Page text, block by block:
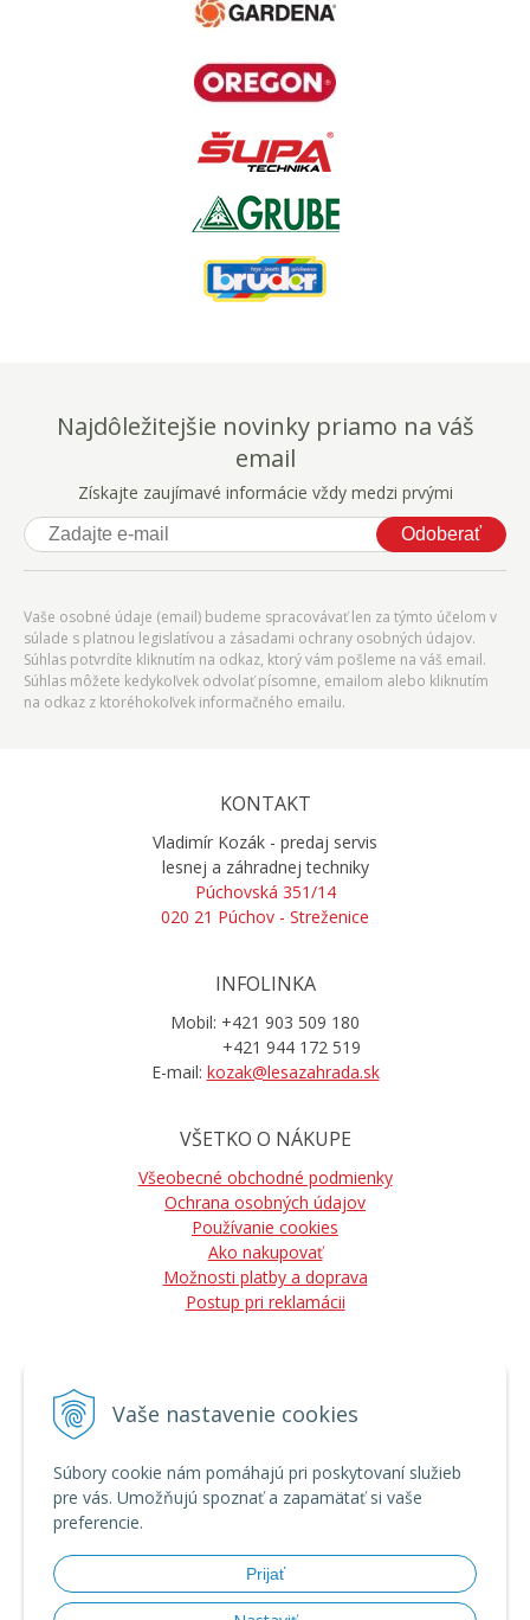
Vaše nastavenie cookies
Súbory cookie nám pomáhajú pri poskytovaní služieb
pre vás. Umožňujú spoznať a zapamätať si vaše
preferencie.
Prijať
Najdôležitejšie novinky priamo na váš
email
Získajte zaujímavé informácie vždy medzi prvými
Odoberať
Vaše osobné údaje (email) budeme spracovávať len za týmto účelom v
súlade s platnou legislatívou a zásadami ochrany osobných údajov.
Súhlas potvrdíte kliknutím na odkaz, ktorý vám pošleme na váš email.
Súhlas môžete kedykoľvek odvolať písomne, emailom alebo kliknutím
na odkaz z ktoréhokoľvek informačného emailu.
KONTAKT
Vladimír Kozák - predaj servis
lesnej a záhradnej techniky
Púchovská 351/14
020 21 Púchov - Streženice
INFOLINKA
Mobil: +421 903 509 180
+421 944 172 519
E-mail: kozak@lesazahrada.sk
VŠETKO O NÁKUPE
Všeobecné obchodné podmienky
Ochrana osobných údajov
Používanie cookies
Ako nakupovať
Možnosti platby a doprava
Postup pri reklamácii